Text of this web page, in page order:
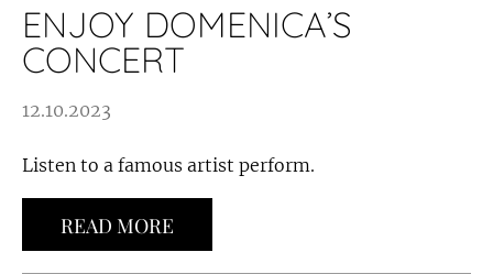
ENJOY DOMENICA’S
CONCERT
12.10.2023
Listen to a famous artist perform.
READ MORE